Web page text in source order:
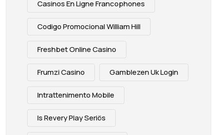
Casinos En Ligne Francophones
Codigo Promocional William Hill
Freshbet Online Casino
Frumzi Casino Gamblezen Uk Login
Intrattenimento Mobile
Is Revery Play Seriös